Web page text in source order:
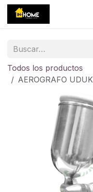
Ir al contenido
Todos los productos
AEROGRAFO